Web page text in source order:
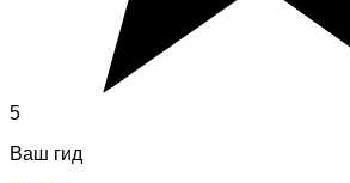
5
Ваш гид